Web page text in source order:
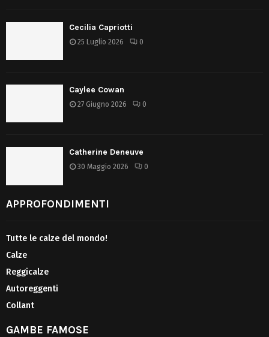
Cecilia Capriotti
25 Luglio 2026 0
Caylee Cowan
27 Giugno 2026 0
Catherine Deneuve
30 Maggio 2026 0
APPROFONDIMENTI
Tutte le calze del mondo!
Calze
Reggicalze
Autoreggenti
Collant
GAMBE FAMOSE